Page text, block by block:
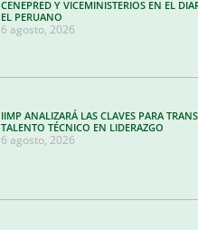
CENEPRED Y VICEMINISTERIOS EN EL
EL PERUANO
6 agosto, 2026
IIMP ANALIZARÁ LAS CLAVES PARA
TALENTO TÉCNICO EN LIDERAZGO
6 agosto, 2026